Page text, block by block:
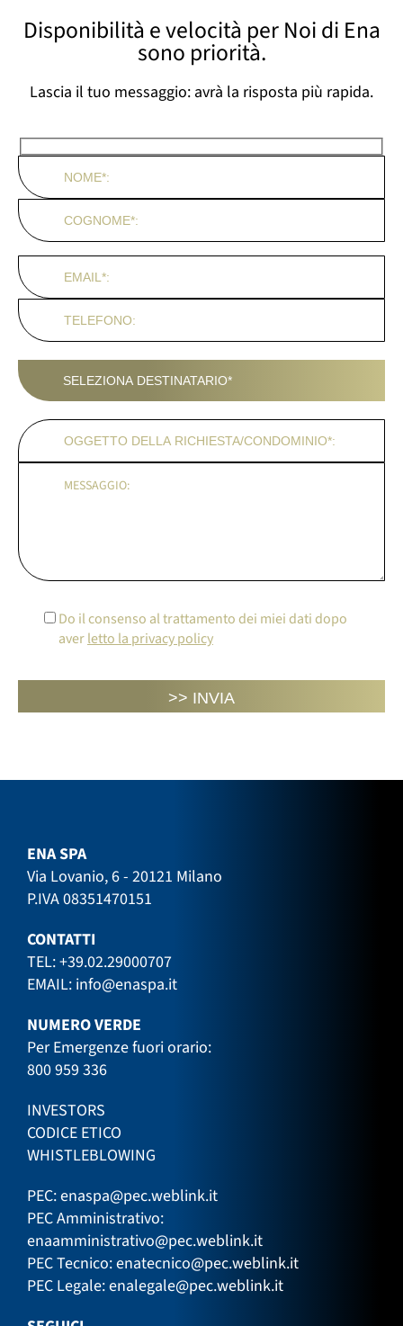
Disponibilità e velocità per Noi di Ena
sono priorità.
Lascia il tuo messaggio: avrà la risposta più rapida.
Do il consenso al trattamento dei miei dati dopo
averletto la privacy policy
ENA SPA
Via Lovanio, 6 - 20121 Milano
P.IVA 08351470151
CONTATTI
TEL:+39.02.29000707
EMAIL: info@enaspa.it
NUMERO VERDE
Per Emergenze fuori orario:
800 959 336
INVESTORS
CODICE ETICO
WHISTLEBLOWING
PEC:enaspa@pec.weblink.it
PEC Amministrativo:
enaamministrativo@pec.weblink.it
PEC Tecnico:enatecnico@pec.weblink.it
PEC Legale:enalegale@pec.weblink.it